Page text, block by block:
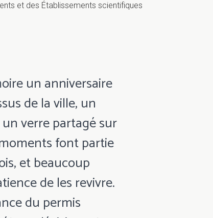
et des Établissements scientifiques
un anniversaire
de la ville, un
verre partagé sur
font partie
et beaucoup
de les revivre.
du permis